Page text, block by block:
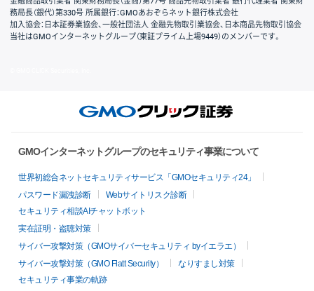
務局長（銀代）第330号 所属銀行：GMOあおぞらネット銀行株式会社
加入協会：日本証券業協会、一般社団法人 金融先物取引業協会、日本商品先物取引協会
当社はGMOインターネットグループ（東証プライム上場9449）のメンバーです。
GMOインターネットグループのセキュリティ事業について
世界初総合ネットセキュリティサービス「GMOセキュリティ24」
パスワード漏洩診断
Webサイトリスク診断
セキュリティ相談AIチャットボット
実在証明・盗聴対策
サイバー攻撃対策（GMOサイバーセキュリティ byイエラエ）
サイバー攻撃対策（GMO Flatt Security）
なりすまし対策
セキュリティ事業の軌跡